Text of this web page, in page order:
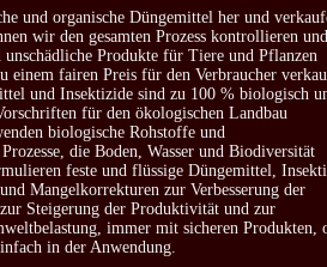
DE
Y ENGORDE
DEL
und organische Düngemittel her und
wir den gesamten Prozess kontrollieren und
Produkte für Tiere und Pflanzen
einem fairen Preis für den Verbraucher
und Insektizide sind zu 100 % biologisch
für den ökologischen Landbau
biologische Rohstoffe und
die Boden, Wasser und Biodiversität
feste und flüssige Düngemittel,
Mangelkorrekturen zur Verbesserung der
Steigerung der Produktivität und zur
immer mit sicheren Produkten,
in der Anwendung.